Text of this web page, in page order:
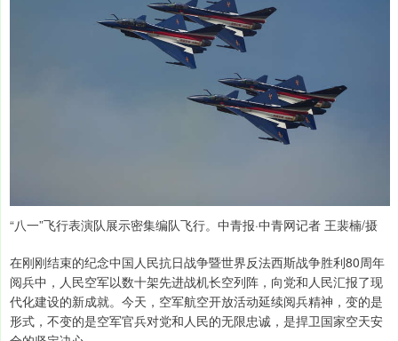
“八一”飞行表演队展示密集编队飞行。中青报·中青网记者 王裴楠/摄
在刚刚结束的纪念中国人民抗日战争暨世界反法西斯战争胜利80周年
阅兵中，人民空军以数十架先进战机长空列阵，向党和人民汇报了现
代化建设的新成就。今天，空军航空开放活动延续阅兵精神，变的是
形式，不变的是空军官兵对党和人民的无限忠诚，是捍卫国家空天安